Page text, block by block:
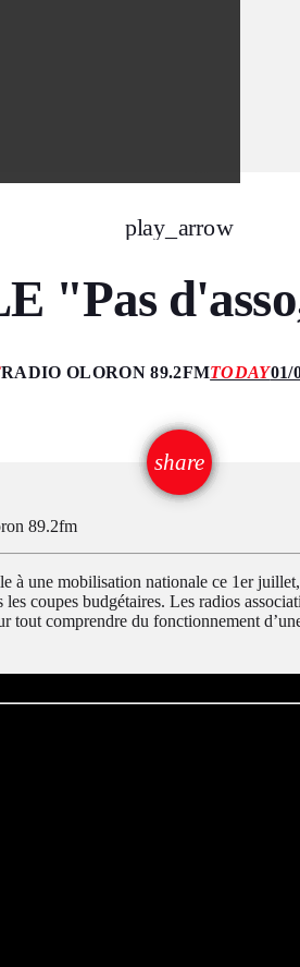
play_arrow
"Pas
RADIO OLORON 89.2FMTODAY01/
share
email
89.2fm
à une mobilisation nationale ce 1er
coupes budgétaires. Les radios
tout comprendre du fonctionnement